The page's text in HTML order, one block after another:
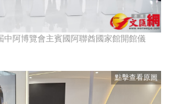
中阿博覽會主賓國阿聯酋國家館開館儀